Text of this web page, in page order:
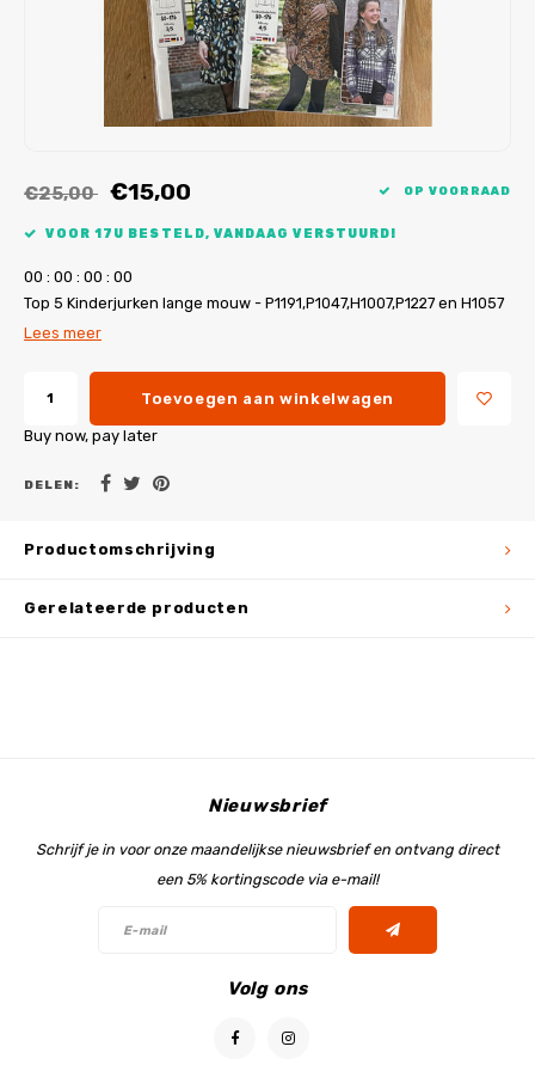
My Image tutorials
My Image rectificaties
B-Trendy rectificaties
Gratis naaipatronen
PDF-Printservice
€25,00 €15,00 OP VOORRAAD
VOOR 17U BESTELD, VANDAAG VERSTUURD!
00 : 00 : 00 : 00
Top 5 Kinderjurken lange mouw - P1191,P1047,H1007,P1227 en H1057
Lees meer
Toevoegen aan winkelwagen
Buy now, pay later
DELEN:
Productomschrijving
Gerelateerde producten
Nieuwsbrief
Schrijf je in voor onze maandelijkse nieuwsbrief en ontvang direct
een 5% kortingscode via e-mail!
Volg ons